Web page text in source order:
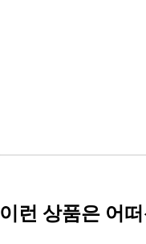
이런 상품은 어